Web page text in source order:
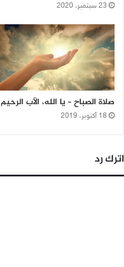
23 سبتمبر، 2020
صلاة الصباح – يا الله، الآب الرحيم
18 أكتوبر، 2019
اترك رد